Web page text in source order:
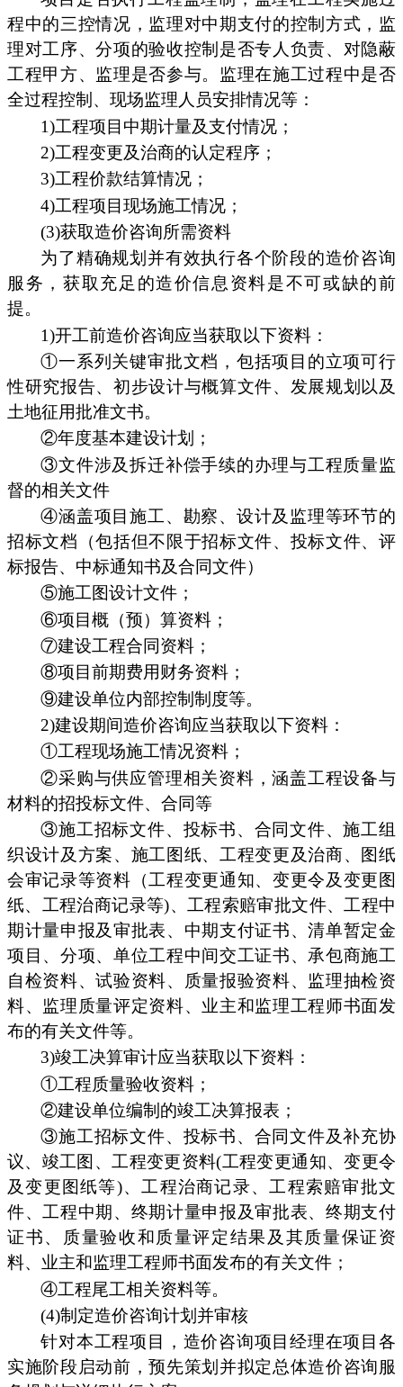
程中的三控情况，监理对中期支付的控制方式，监
理对工序、分项的验收控制是否专人负责、对隐蔽
工程甲方、监理是否参与。监理在施工过程中是否
全过程控制、现场监理人员安排情况等：
1)工程项目中期计量及支付情况；
2)工程变更及治商的认定程序；
3)工程价款结算情况；
4)工程项目现场施工情况；
(3)获取造价咨询所需资料
为了精确规划并有效执行各个阶段的造价咨询
服务，获取充足的造价信息资料是不可或缺的前
提。
1)开工前造价咨询应当获取以下资料：
①一系列关键审批文档，包括项目的立项可行
性研究报告、初步设计与概算文件、发展规划以及
土地征用批准文书。
②年度基本建设计划；
③文件涉及拆迁补偿手续的办理与工程质量监
督的相关文件
④涵盖项目施工、勘察、设计及监理等环节的
招标文档（包括但不限于招标文件、投标文件、评
标报告、中标通知书及合同文件）
⑤施工图设计文件；
⑥项目概（预）算资料；
⑦建设工程合同资料；
⑧项目前期费用财务资料；
⑨建设单位内部控制制度等。
2)建设期间造价咨询应当获取以下资料：
①工程现场施工情况资料；
②采购与供应管理相关资料，涵盖工程设备与
材料的招投标文件、合同等
③施工招标文件、投标书、合同文件、施工组
织设计及方案、施工图纸、工程变更及治商、图纸
会审记录等资料（工程变更通知、变更令及变更图
纸、工程治商记录等)、工程索赔审批文件、工程中
期计量申报及审批表、中期支付证书、清单暂定金
项目、分项、单位工程中间交工证书、承包商施工
自检资料、试验资料、质量报验资料、监理抽检资
料、监理质量评定资料、业主和监理工程师书面发
布的有关文件等。
3)竣工决算审计应当获取以下资料：
①工程质量验收资料；
②建设单位编制的竣工决算报表；
③施工招标文件、投标书、合同文件及补充协
议、竣工图、工程变更资料(工程变更通知、变更令
及变更图纸等)、工程治商记录、工程索赔审批文
件、工程中期、终期计量申报及审批表、终期支付
证书、质量验收和质量评定结果及其质量保证资
料、业主和监理工程师书面发布的有关文件；
④工程尾工相关资料等。
(4)制定造价咨询计划并审核
针对本工程项目，造价咨询项目经理在项目各
实施阶段启动前，预先策划并拟定总体造价咨询服